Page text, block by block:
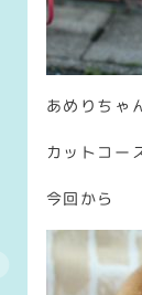
あめりちゃ
カットコー
今回から